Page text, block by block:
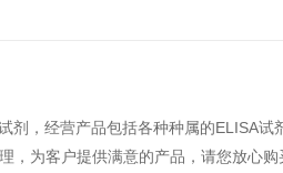
剂，经营产品包括各种种属的ELISA
，为客户提供满意的产品，请您放心购